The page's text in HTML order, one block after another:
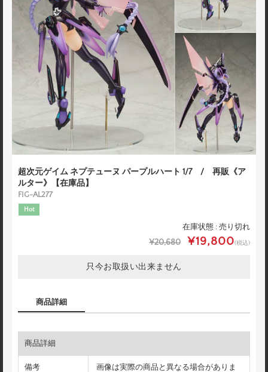
超次元ゲイム ネプテューヌ パープルハート 1/7 / 再販《ア
ルター》【在庫品】
FIG-AL277
Hot
在庫状態 : 売り切れ
¥20,680 ¥19,800(税込)
只今お取扱い出来ません
商品詳細
商品詳細
備考
画像は実際の商品と異なる場合がありま